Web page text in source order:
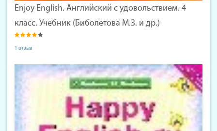
Enjoy English. Английский с удовольствием. 4
класс. Учебник (Биболетова М.З. и др.)
1 отзыв